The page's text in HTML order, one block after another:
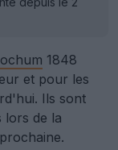
1848
et pour les
Ils sont
lors de la